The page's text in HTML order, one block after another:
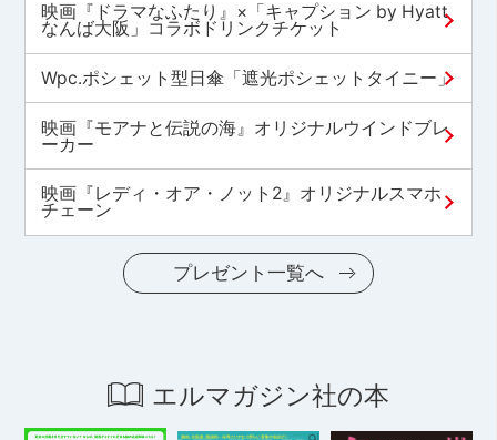
映画『ドラマなふたり』×「キャプション by Hyatt
なんば大阪」コラボドリンクチケット
Wpc.ポシェット型日傘「遮光ポシェットタイニー」
映画『モアナと伝説の海』オリジナルウインドブレ
ーカー
映画『レディ・オア・ノット2』オリジナルスマホ
チェーン
プレゼント一覧へ
エルマガジン社の本